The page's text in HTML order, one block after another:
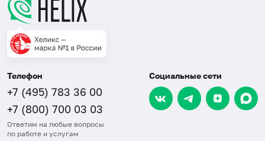
Телефон
+7 (495) 783 36 00
+7 (800) 700 03 03
Ответим на любые вопросы
по работе и услугам
Социальные сети